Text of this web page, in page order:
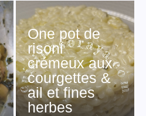
One pot de
risoni
crémeux aux
courgettes &
ail et fines
herbes